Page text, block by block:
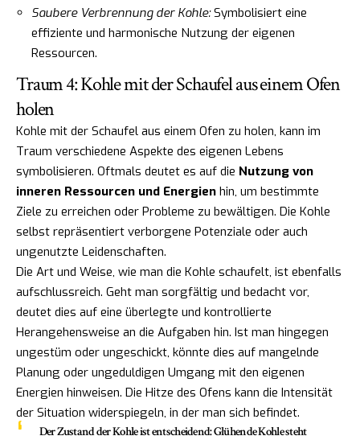
Saubere Verbrennung der Kohle:Symbolisiert eine
effiziente und harmonische Nutzung der eigenen
Ressourcen.
Traum 4: Kohle mit der Schaufel aus einem Ofen
holen
Kohle mit der Schaufel aus einem Ofen zu holen, kann im
Traum verschiedene Aspekte des eigenen Lebens
symbolisieren. Oftmals deutet es auf die Nutzung von
inneren Ressourcen und Energien hin, um bestimmte
Ziele zu erreichen oder Probleme zu bewältigen. Die Kohle
selbst repräsentiert verborgene Potenziale oder auch
ungenutzte Leidenschaften.
Die Art und Weise, wie man die Kohle schaufelt, ist ebenfalls
aufschlussreich. Geht man sorgfältig und bedacht vor,
deutet dies auf eine überlegte und kontrollierte
Herangehensweise an die Aufgaben hin. Ist man hingegen
ungestüm oder ungeschickt, könnte dies auf mangelnde
Planung oder ungeduldigen Umgang mit den eigenen
Energien hinweisen. Die Hitze des Ofens kann die Intensität
der Situation widerspiegeln, in der man sich befindet.
Der Zustand der Kohle ist entscheidend: Glühende Kohle steht